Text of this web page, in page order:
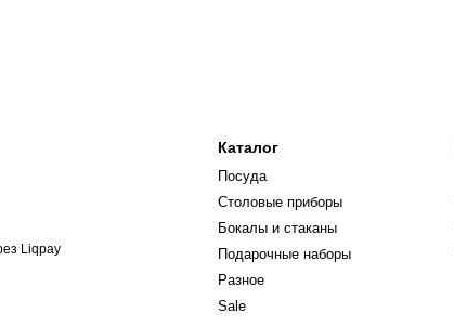
Каталог
Посуда
Столовые приборы
Бокалы и стаканы
Подарочные наборы
Разное
Sale